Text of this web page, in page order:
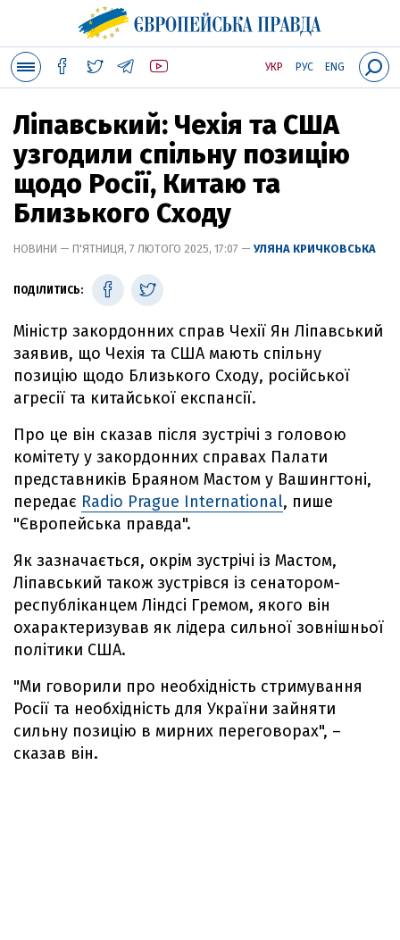
УКР РУС ENG
Ліпавський: Чехія та США
узгодили спільну позицію
щодо Росії, Китаю та
Близького Сходу
НОВИНИ — П'ЯТНИЦЯ, 7 ЛЮТОГО 2025, 17:07 — УЛЯНА КРИЧКОВСЬКА
ПОДІЛИТИСЬ:
Міністр закордонних справ Чехії Ян Ліпавський
заявив, що Чехія та США мають спільну
позицію щодо Близького Сходу, російської
агресії та китайської експансії.
Про це він сказав після зустрічі з головою
комітету у закордонних справах Палати
представників Браяном Мастом у Вашингтоні,
передає Radio Prague International, пише
"Європейська правда".
Як зазначається, окрім зустрічі із Мастом,
Ліпавський також зустрівся із сенатором-
республіканцем Ліндсі Гремом, якого він
охарактеризував як лідера сильної зовнішньої
політики США.
"Ми говорили про необхідність стримування
Росії та необхідність для України зайняти
сильну позицію в мирних переговорах", –
сказав він.